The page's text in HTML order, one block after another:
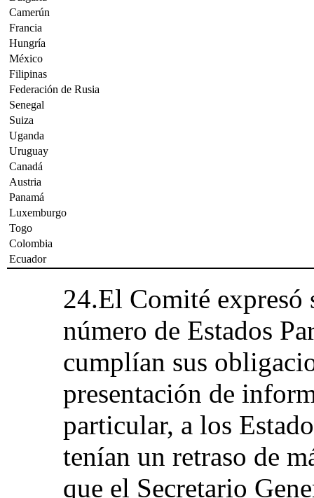
Camerún
Francia
Hungría
México
Filipinas
Federación de Rusia
Senegal
Suiza
Uganda
Uruguay
Canadá
Austria
Panamá
Luxemburgo
Togo
Colombia
Ecuador
24.El Comité expresó
número de Estados
cumplían sus
presentación de
particular, a los
tenían un retraso de
que el Secretario